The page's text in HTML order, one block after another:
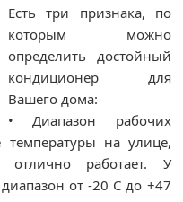
Есть три признака, по
которым можно
определить достойный
кондиционер для
Вашего дома:
• Диапазон рабочих
температуры на улице,
отлично работает. У
от -20 С до +47